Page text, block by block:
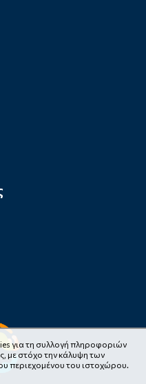
για τη συλλογή πληροφοριών
με στόχο την κάλυψη των
περιεχομένου του ιστοχώρου.